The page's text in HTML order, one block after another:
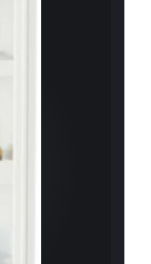
intensă
mai intense cu
intensă,
sau a stir-fry-
la wok.